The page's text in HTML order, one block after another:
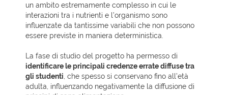
un ambito estremamente complesso in cui le
interazioni tra i nutrienti e l’organismo sono
influenzate da tantissime variabili che non possono
essere previste in maniera deterministica.
La fase di studio del progetto ha permesso di
identificare le principali credenze errate diffuse tra
gli studenti , che spesso si conservano fino all’età
adulta, influenzando negativamente la diffusione di